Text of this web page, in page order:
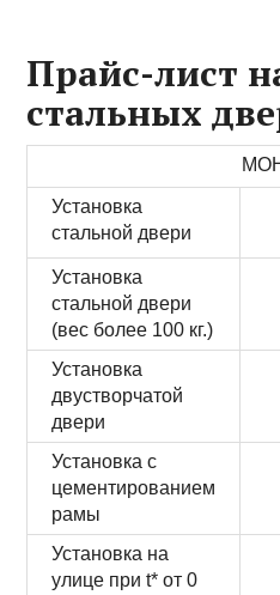
Прайс-лист
стальных
Установка
стальной двери
Установка
стальной двери
(вес более 100 кг.)
Установка
двустворчатой
двери
Установка с
цементированием
рамы
Установка на
улице при t* от 0